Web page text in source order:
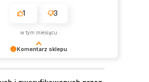
Komentarz sklepu
Was i waszej oferty. Ja
we Firmie wytłumaczył
dostarczył w punkt.Towar był
1 3
w tym miesiącu